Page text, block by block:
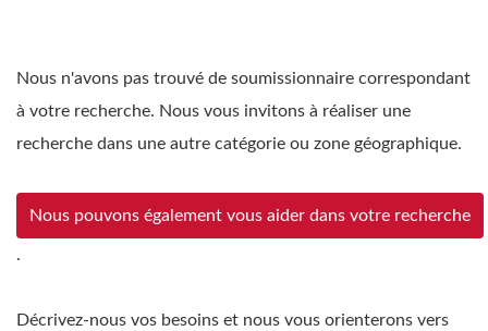
Nous n'avons pas trouvé de soumissionnaire correspondant
à votre recherche. Nous vous invitons à réaliser une
recherche dans une autre catégorie ou zone géographique.
Nous pouvons également vous aider dans votre recherche
.
Décrivez-nous vos besoins et nous vous orienterons vers